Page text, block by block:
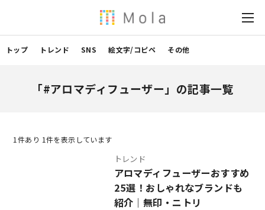
トップ トレンド SNS 絵文字/コピペ その他
「#アロマディフューザー」の記事一覧
1 件あり 1件を表示しています
トレンド
アロマディフューザーおすすめ
25選！おしゃれなブランドも
紹介｜無印・ニトリ